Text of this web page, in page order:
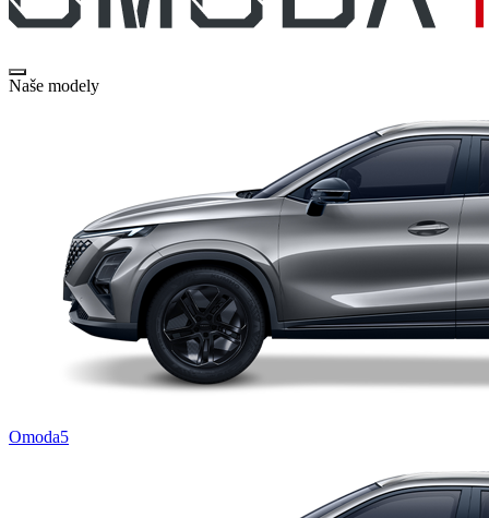
Naše modely
Omoda5